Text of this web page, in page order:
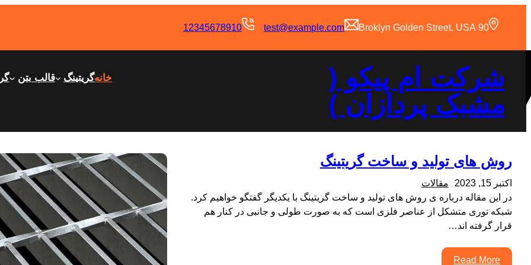
90 Broklyn Golden Street, USA
test@example.com
12345678910
شرکت ام پیکو (
مشبک پردازان )
خانهگریتینگ قالب بتن
روش های تولید و ساخت گریتینگ
اکتبر 15, 2023
مقالات
در این مقاله درباره ی روش های تولید و ساخت گریتینگ با یکدیگر گفتگو خواهیم کرد.
شبکه توری متشکل از عناصر فلزی است که به صورت طولی و جانبی در کنار هم
قرار گرفته اند…
Read More